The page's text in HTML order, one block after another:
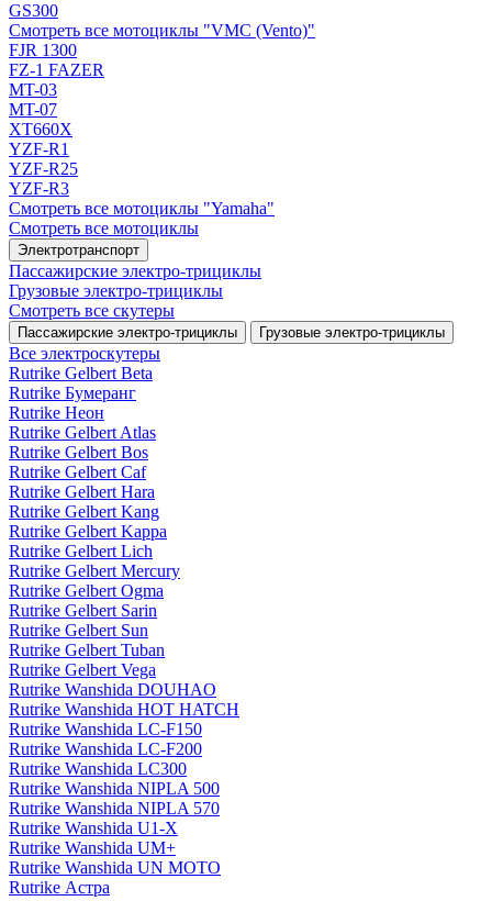
GS300
Смотреть все мотоциклы "VMC (Vento)"
FJR 1300
FZ-1 FAZER
MT-03
MT-07
XT660X
YZF-R1
YZF-R25
YZF-R3
Смотреть все мотоциклы "Yamaha"
Смотреть все мотоциклы
Электротранспорт
Пассажирские электро‑трициклы
Грузовые электро‑трициклы
Смотреть все скутеры
Пассажирские электро‑трициклы Грузовые электро‑трициклы
Все электро­скутеры
Rutrike Gelbert Beta
Rutrike Бумеранг
Rutrike Неон
Rutrike Gelbert Atlas
Rutrike Gelbert Bos
Rutrike Gelbert Caf
Rutrike Gelbert Hara
Rutrike Gelbert Kang
Rutrike Gelbert Kappa
Rutrike Gelbert Lich
Rutrike Gelbert Mercury
Rutrike Gelbert Ogma
Rutrike Gelbert Sarin
Rutrike Gelbert Sun
Rutrike Gelbert Tuban
Rutrike Gelbert Vega
Rutrike Wanshida DOUHAO
Rutrike Wanshida HOT HATCH
Rutrike Wanshida LC-F150
Rutrike Wanshida LC-F200
Rutrike Wanshida LC300
Rutrike Wanshida NIPLA 500
Rutrike Wanshida NIPLA 570
Rutrike Wanshida U1-X
Rutrike Wanshida UM+
Rutrike Wanshida UN MOTO
Rutrike Астра